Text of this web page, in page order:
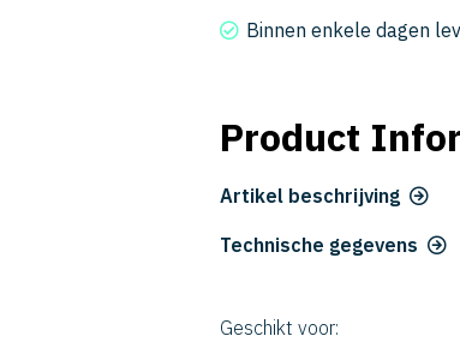
0750Binnen enkele dagen
Product
Artikel beschrijving
Technische gegevens
Geschikt voor: